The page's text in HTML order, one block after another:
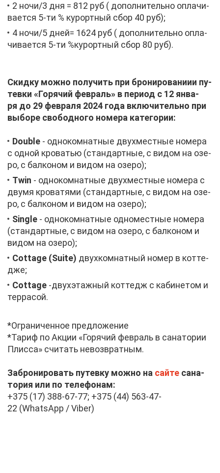
2 но­чи/3 дня = 812 руб ( до­пол­ни­тель­но опла­чи­
ва­ет­ся 5-ти % ку­рорт­ный сбор 40 руб);
4 но­чи/5 дней= 1624 руб ( до­пол­ни­тель­но опла­
чи­ва­ет­ся 5-ти %ку­рорт­ный сбор 80 руб).
Скид­ку мож­но по­лу­чить при бро­ни­ро­ва­ни­ии пу­
тев­ки «Го­ря­чий фев­раль» в пе­ри­од с 12 ян­ва­
ря до 29 фев­ра­ля 2024 го­да вклю­чи­тель­но при
вы­бо­ре сво­бод­но­го но­ме­ра ка­те­го­рии:
Double - од­но­ком­нат­ные двух­мест­ные но­ме­ра
с од­ной кро­ва­тью (стан­дарт­ные, с ви­дом на озе­
ро, с бал­ко­ном и ви­дом на озе­ро);
Twin - од­но­ком­нат­ные двух­мест­ные но­ме­ра с
дву­мя кро­ва­тя­ми (стан­дарт­ные, с ви­дом на озе­
ро, с бал­ко­ном и ви­дом на озе­ро);
Single - од­но­ком­нат­ные од­но­мест­ные но­ме­ра
(стан­дарт­ные, с ви­дом на озе­ро, с бал­ко­ном и
ви­дом на озе­ро);
Cottage (Suite) двух­ком­нат­ный но­мер в кот­те­
дже;
Cottage -двух­этаж­ный кот­тедж с ка­би­не­том и
тер­ра­сой.
*Огра­ни­чен­ное пред­ло­же­ние
*Та­риф по Ак­ции «Го­ря­чий фев­раль в са­на­то­рии
Плис­са» счи­тать невоз­врат­ным.
За­бро­ни­ро­вать пу­тев­ку мож­но на сай­те са­на­
то­рия или по те­ле­фо­нам:
+375 (17) 388-67-77; +375 (44) 563-47-
22 (WhatsApp / Viber)